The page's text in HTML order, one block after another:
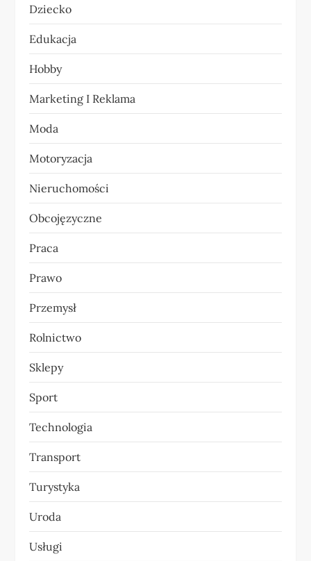
w
p
i
s
u
Dziecko
Edukacja
Hobby
Marketing I Reklama
Moda
Motoryzacja
Nieruchomości
Obcojęzyczne
Praca
Prawo
Przemysł
Rolnictwo
Sklepy
Sport
Technologia
Transport
Turystyka
Uroda
Usługi